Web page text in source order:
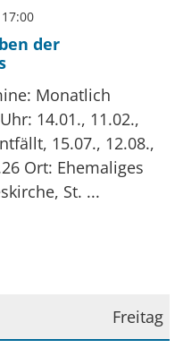
der
Monatlich
14.01., 11.02.,
15.07., 12.08.,
Ort: Ehemaliges
St. ...
Freitag